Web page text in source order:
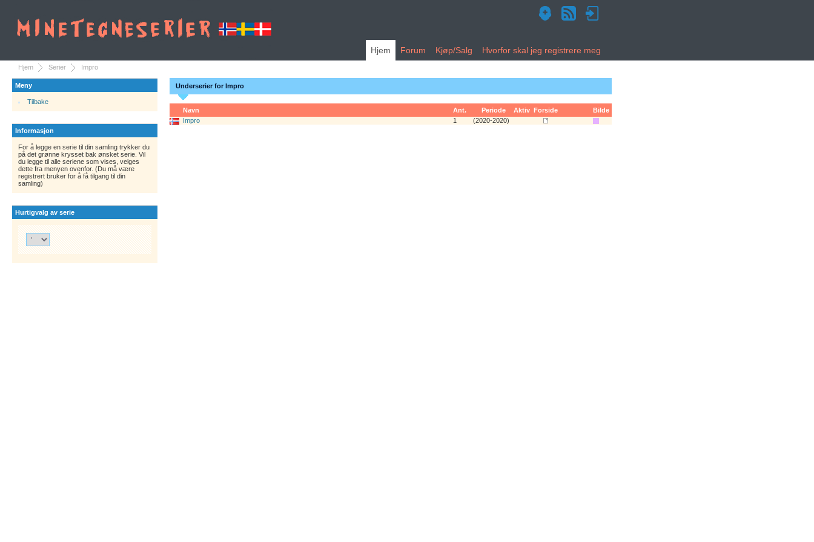
Hjem Forum Kjøp/Salg Hvorfor skal jeg registrere meg
Hjem Serier Impro
Meny
Tilbake
Informasjon
For å legge en serie til din samling trykker du
på det grønne krysset bak ønsket serie. Vil
du legge til alle seriene som vises, velges
dette fra menyen ovenfor. (Du må være
registrert bruker for å få tilgang til din
samling)
Hurtigvalg av serie
Underserier for Impro
Navn Ant. Periode Aktiv Forside
Bilde
Impro
1 (2020-2020)